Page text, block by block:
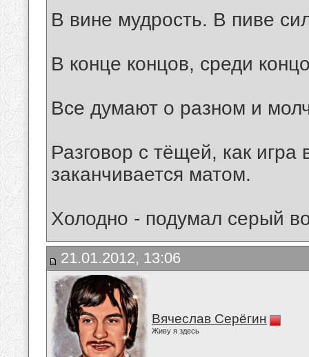
В вине мудрость. В пиве
В конце концов, среди
Все думают о разном и
Разговор с тёщей, как
заканчивается матом.
Холодно - подумал серый
21.01.2012, 13:06
Вячеслав Серёгин
Живу я здесь